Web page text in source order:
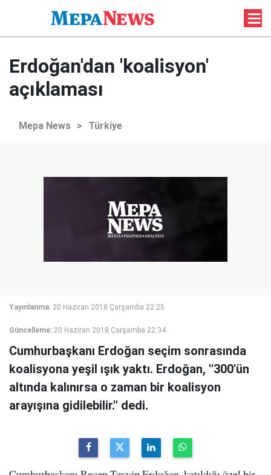
Erdoğan'dan 'koalisyon'
açıklaması
Mepa News > Türkiye
Yayınlanma: 20 Haziran 2018 Çarşamba 22:25
Güncelleme: 20 Haziran 2018 Çarşamba 22:34
Cumhurbaşkanı Erdoğan seçim sonrasında
koalisyona yeşil ışık yaktı. Erdoğan, ''300'ün
altında kalınırsa o zaman bir koalisyon
arayışına gidilebilir.'' dedi.